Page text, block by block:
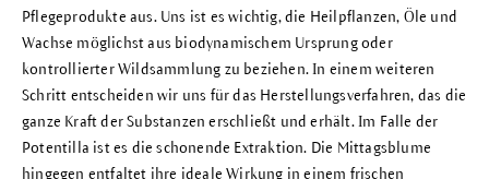
Pflegeprodukte aus. Uns ist es wichtig, die Heilpflanzen, Öle und
Wachse möglichst aus biodynamischem Ursprung oder
kontrollierter Wildsammlung zu beziehen. In einem weiteren
Schritt entscheiden wir uns für das Herstellungsverfahren, das die
ganze Kraft der Substanzen erschließt und erhält. Im Falle der
Potentilla ist es die schonende Extraktion. Die Mittagsblume
hingegen entfaltet ihre ideale Wirkung in einem frischen